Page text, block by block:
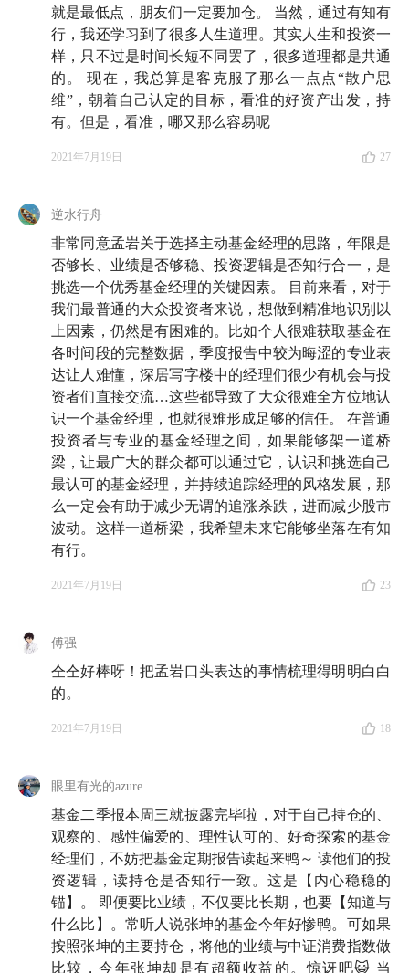
就是最低点，朋友们一定要加仓。 当然，通过有知有
行，我还学习到了很多人生道理。其实人生和投资一
样，只不过是时间长短不同罢了，很多道理都是共通
的。 现在，我总算是客克服了那么一点点“散户思
维”，朝着自己认定的目标，看准的好资产出发，持
有。但是，看准，哪又那么容易呢
2021年7月19日 27
逆水行舟
非常同意孟岩关于选择主动基金经理的思路，年限是
否够长、业绩是否够稳、投资逻辑是否知行合一，是
挑选一个优秀基金经理的关键因素。 目前来看，对于
我们最普通的大众投资者来说，想做到精准地识别以
上因素，仍然是有困难的。比如个人很难获取基金在
各时间段的完整数据，季度报告中较为晦涩的专业表
达让人难懂，深居写字楼中的经理们很少有机会与投
资者们直接交流…这些都导致了大众很难全方位地认
识一个基金经理，也就很难形成足够的信任。 在普通
投资者与专业的基金经理之间，如果能够架一道桥
梁，让最广大的群众都可以通过它，认识和挑选自己
最认可的基金经理，并持续追踪经理的风格发展，那
么一定会有助于减少无谓的追涨杀跌，进而减少股市
波动。这样一道桥梁，我希望未来它能够坐落在有知
有行。
2021年7月19日 23
傅强
仝仝好棒呀！把孟岩口头表达的事情梳理得明明白白
的。
2021年7月19日 18
眼里有光的azure
基金二季报本周三就披露完毕啦，对于自己持仓的、
观察的、感性偏爱的、理性认可的、好奇探索的基金
经理们，不妨把基金定期报告读起来鸭～ 读他们的投
资逻辑，读持仓是否知行一致。这是【内心稳稳的
锚】。 即便要比业绩，不仅要比长期，也要【知道与
什么比】。常听人说张坤的基金今年好惨鸭。可如果
按照张坤的主要持仓，将他的业绩与中证消费指数做
比较，今年张坤却是有超额收益的。惊讶吧😺 当